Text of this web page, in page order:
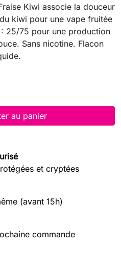
Kiwi associe la douceur
kiwi pour une vape fruitée
25/75 pour une production
Sans nicotine. Flacon
au panier
et cryptées
(avant 15h)
commande